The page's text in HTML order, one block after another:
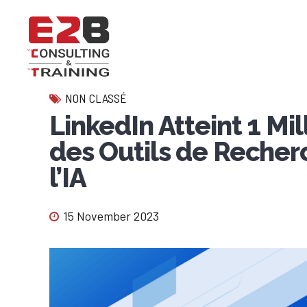
NON CLASSÉ
LinkedIn Atteint 1
des Outils de
l’IA
15 November 2023